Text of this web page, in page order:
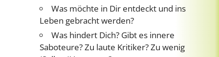
Was möchte in Dir entdeckt und ins
Leben gebracht werden?
Was hindert Dich? Gibt es innere
Saboteure? Zu laute Kritiker? Zu wenig